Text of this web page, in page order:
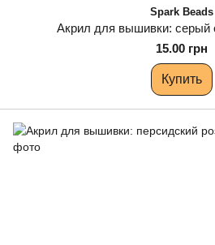
Spark Beads
Акрил для вышивки:
15.00 грн
Купить